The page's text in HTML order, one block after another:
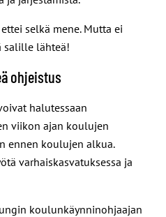
selkä mene. Mutta ei
salille lähteä!
ohjeistus
halutessaan
viikon ajan koulujen
ennen koulujen alkua.
varhaiskasvatuksessa ja
koulunkäynninohjaajan